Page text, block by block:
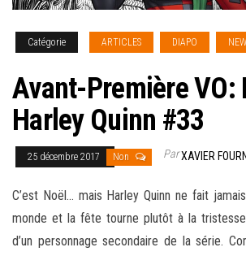
Catégorie ARTICLES DIAPO
Avant-Première VO:
Harley Quinn #33
25 décembre 2017 Non ParXAVIER
C’est Noël… mais Harley Quinn ne fait
monde et la fête tourne plutôt à la
d’un personnage secondaire de la série.